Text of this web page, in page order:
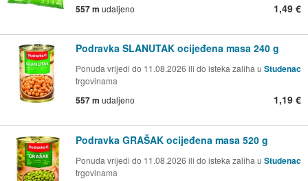
557 m udaljeno 1,49 €
Podravka SLANUTAK ocijeđena masa 240 g
Ponuda vrijedi do 11.08.2026 ili do isteka zaliha u Studenac
trgovinama
557 m udaljeno 1,19 €
Podravka GRAŠAK ocijeđena masa 520 g
Ponuda vrijedi do 11.08.2026 ili do isteka zaliha u Studenac
trgovinama